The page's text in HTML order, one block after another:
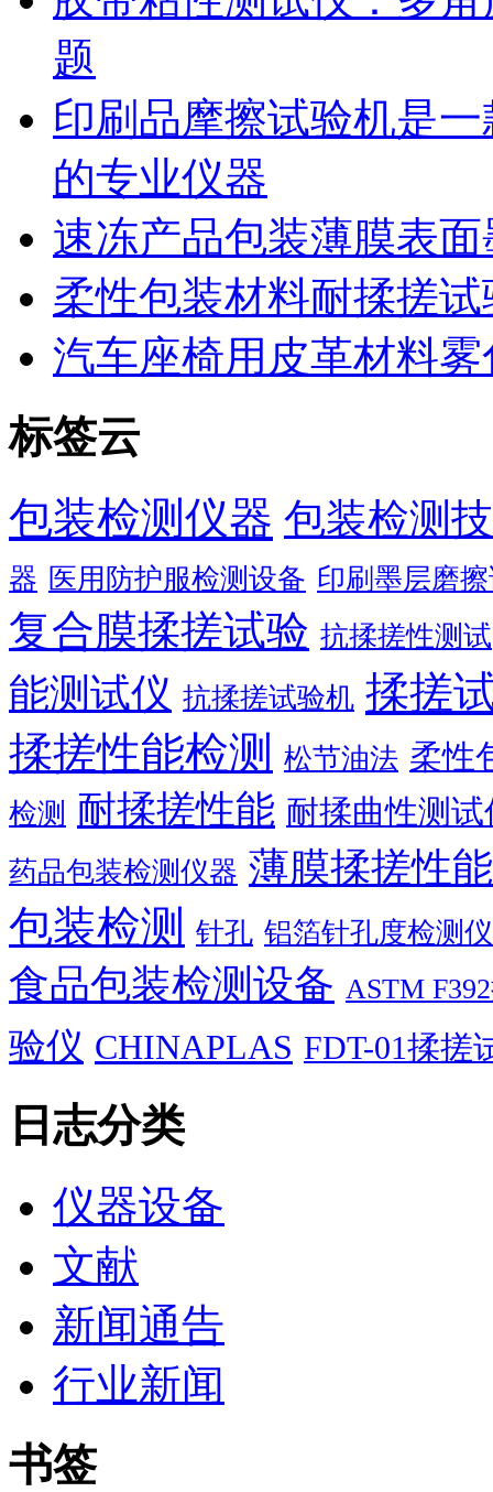
题
印刷品摩擦试验机是
的专业仪器
速冻产品包装薄膜表
柔性包装材料耐揉搓
汽车座椅用皮革材料
标签云
包装检测仪器 包装检测
器 医用防护服检测设备 印刷墨层磨
复合膜揉搓试验 抗揉搓性测试
能测试仪 抗揉搓试验机 揉搓
揉搓性能检测
松节油法 柔性
检测 耐揉搓性能 耐揉曲性测试
药品包装检测仪器 薄膜揉搓性
包装检测 针孔 铝箔针孔度检测
食品包装检测设备 ASTM
验仪 CHINAPLAS FDT-01揉搓
日志分类
仪器设备
文献
新闻通告
行业新闻
书签